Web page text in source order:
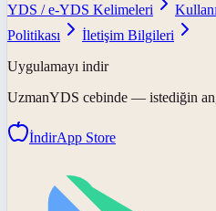
YDS / e-YDS Kelimeleri
Politikası
İletişim Bilgileri
Uygulamayı indir
UzmanYDS cebinde — istediğin
İndirApp Store